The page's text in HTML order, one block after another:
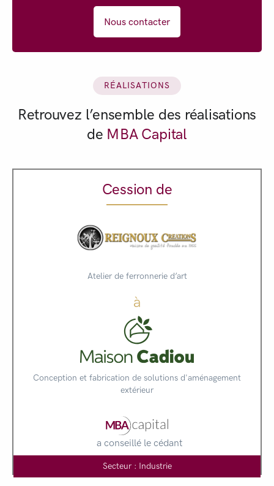
Nous contacter
RÉALISATIONS
Retrouvez l’ensemble des réalisations
de MBA Capital
Cession de
Atelier de ferronnerie d’art
à
Conception et fabrication de solutions d'aménagement
extérieur
a conseillé le cédant
Secteur : Industrie